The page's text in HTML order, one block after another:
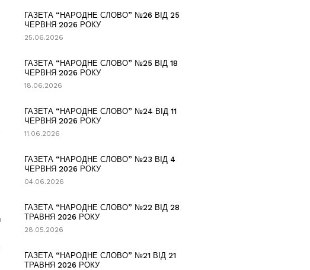
ГАЗЕТА “НАРОДНЕ СЛОВО” №26 ВІД 25
ЧЕРВНЯ 2026 РОКУ
25.06.2026
ГАЗЕТА “НАРОДНЕ СЛОВО” №25 ВІД 18
ЧЕРВНЯ 2026 РОКУ
18.06.2026
ГАЗЕТА “НАРОДНЕ СЛОВО” №24 ВІД 11
ЧЕРВНЯ 2026 РОКУ
11.06.2026
ГАЗЕТА “НАРОДНЕ СЛОВО” №23 ВІД 4
ЧЕРВНЯ 2026 РОКУ
04.06.2026
ГАЗЕТА “НАРОДНЕ СЛОВО” №22 ВІД 28
ТРАВНЯ 2026 РОКУ
28.05.2026
ГАЗЕТА “НАРОДНЕ СЛОВО” №21 ВІД 21
ТРАВНЯ 2026 РОКУ